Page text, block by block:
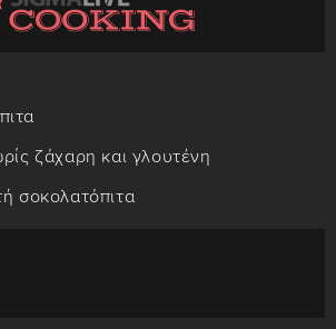
ζάχαρη και γλουτένη
σοκολατόπιτα